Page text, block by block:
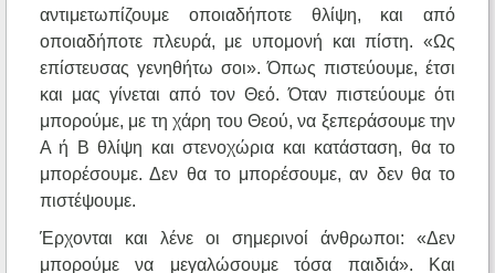
αντιμετωπίζουμε οποιαδήποτε θλίψη, και από
οποιαδήποτε πλευρά, με υπομονή και πίστη. «Ως
επίστευσας γενηθήτω σοι». Όπως πιστεύουμε, έτσι
και μας γίνεται από τον Θεό. Όταν πιστεύουμε ότι
μπορούμε, με τη χάρη του Θεού, να ξεπεράσουμε την
Α ή Β θλίψη και στενοχώρια και κατάσταση, θα το
μπορέσουμε. Δεν θα το μπορέσουμε, αν δεν θα το
πιστέψουμε.
Έρχονται και λένε οι σημερινοί άνθρωποι: «Δεν
μπορούμε να μεγαλώσουμε τόσα παιδιά». Και